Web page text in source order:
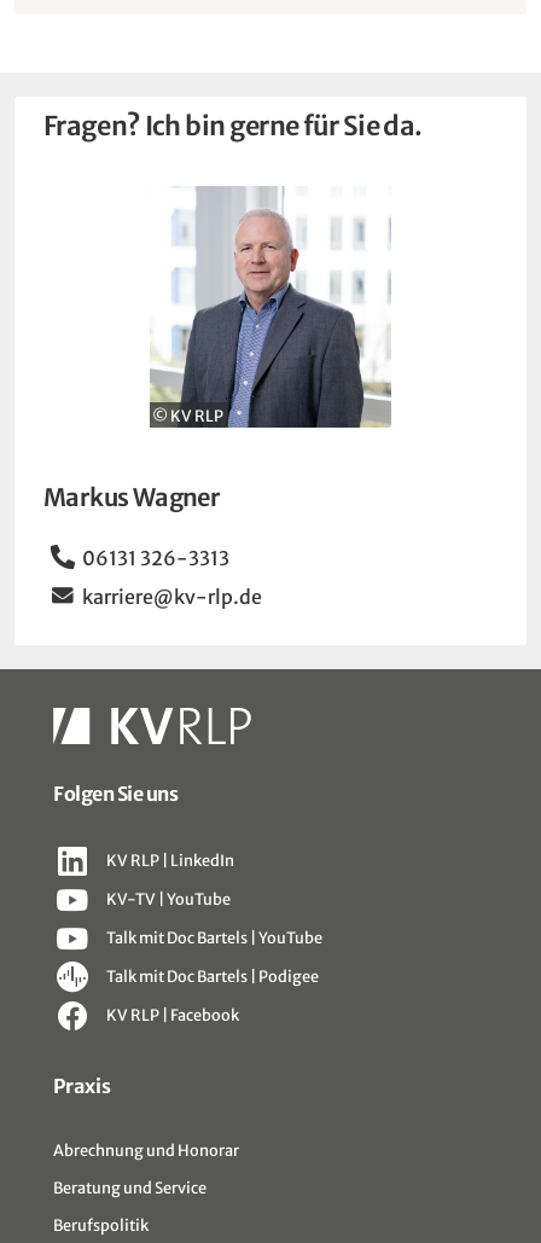
Fragen? Ich bin gerne für Sie da.
© KV RLP
Markus Wagner
Telefon
06131 326-3313
Email
karriere@kv-rlp.de
Sitemap
Praxis
Abrechnung und Honorar
Beratung und Service
Berufspolitik
Folgen Sie uns
KV RLP | LinkedIn
KV-TV | YouTube
Talk mit Doc Bartels | YouTube
Talk mit Doc Bartels | Podigee
KV RLP | Facebook